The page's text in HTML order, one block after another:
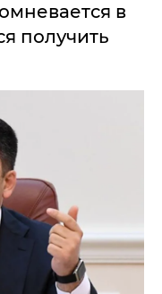
в
получить